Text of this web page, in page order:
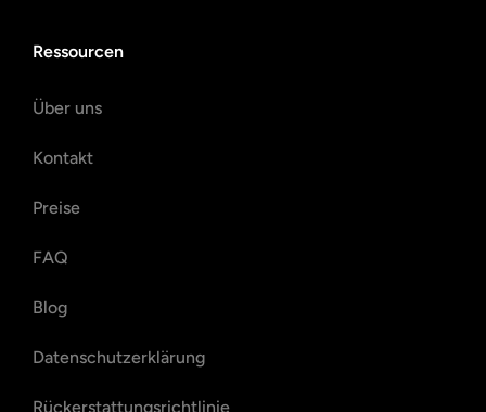
Ressourcen
Über uns
Kontakt
Preise
FAQ
Blog
Datenschutzerklärung
Rückerstattungsrichtlinie